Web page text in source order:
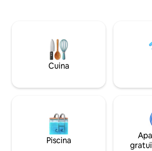
Samsung 4K a totes les habitacions -
Calefacció i aire condicionat a totes les
habitacions - Rentadora/assecadora - Un
aparcament fora del carrer - Carregador
Cuina
Piscina